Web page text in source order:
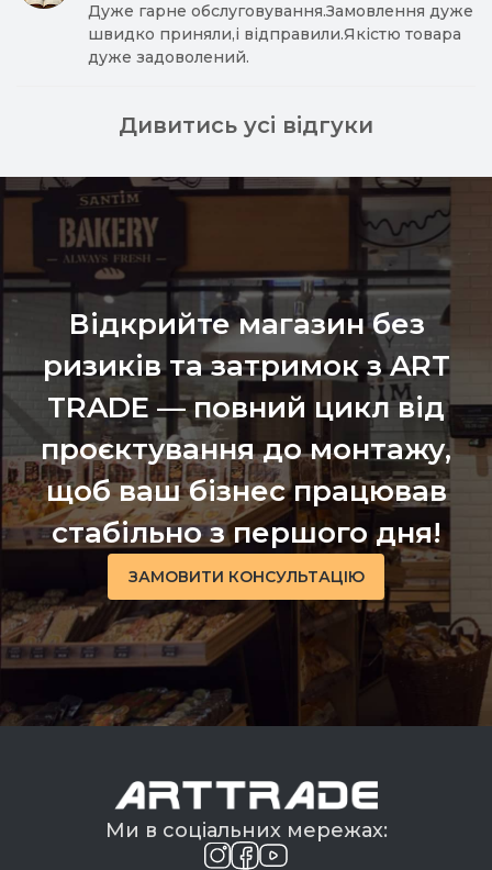
Дуже гарне обслуговування.Замовлення дуже
швидко приняли,і відправили.Якістю товара
дуже задоволений.
Дивитись усі відгуки
Відкрийте магазин без
ризиків та затримок з ART
TRADE — повний цикл від
проєктування до монтажу,
щоб ваш бізнес працював
стабільно з першого дня!
ЗАМОВИТИ КОНСУЛЬТАЦІЮ
Ми в соціальних мережах: